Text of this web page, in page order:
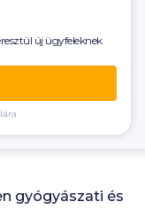
új ügyfeleknek
gyógyászati és